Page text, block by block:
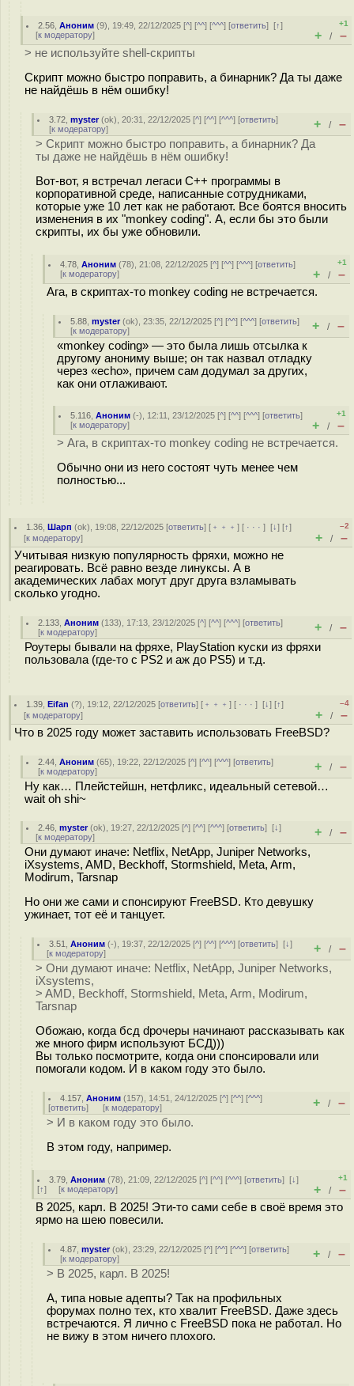
2.56 ,Аноним (9), 19:49, 22/12/2025 [^] [^^] [^^^] [ответить][↑]
[к модератору]
+1
+ / –
> не используйте shell-скрипты
Скрипт можно быстро поправить, а бинарник? Да ты даже
не найдёшь в нём ошибку!
3.72 ,myster(ok), 20:31, 22/12/2025 [^] [^^] [^^^] [ответить]
[к модератору] + / –
> Скрипт можно быстро поправить, а бинарник? Да
ты даже не найдёшь в нём ошибку!
Вот-вот, я встречал легаси C++ программы в
корпоративной среде, написанные сотрудниками,
которые уже 10 лет как не работают. Все боятся вносить
изменения в их "monkey coding". А, если бы это были
скрипты, их бы уже обновили.
4.78 ,Аноним (78), 21:08, 22/12/2025 [^] [^^] [^^^] [ответить]
[к модератору]
+1
+ / –
Ага, в скриптах-то monkey coding не встречается.
5.88 ,myster(ok), 23:35, 22/12/2025 [^] [^^] [^^^] [ответить]
[к модератору] + / –
«monkey coding» — это была лишь отсылка к
другому анониму выше; он так назвал отладку
через «echo», причем сам додумал за других,
как они отлаживают.
5.116 ,Аноним (-), 12:11, 23/12/2025 [^] [^^] [^^^] [ответить]
[к модератору]
+1
+ / –
> Ага, в скриптах-то monkey coding не встречается.
Обычно они из него состоят чуть менее чем
полностью...
1.36 ,Шарп (ok), 19:08, 22/12/2025 [ответить] [ ﹢﹢﹢] [ · · ·][↓] [↑]
[к модератору]
–2
+ / –
Учитывая низкую популярность фряхи, можно не
реагировать. Всё равно везде линуксы. А в
академических лабах могут друг друга взламывать
сколько угодно.
2.133 ,Аноним (133), 17:13, 23/12/2025 [^] [^^] [^^^] [ответить]
[к модератору] + / –
Роутеры бывали на фряхе, PlayStation куски из фряхи
пользовала (где-то с PS2 и аж до PS5) и т.д.
1.39 ,Eifan (?), 19:12, 22/12/2025 [ответить] [ ﹢﹢﹢] [ · · ·][↓] [↑]
[к модератору]
–4
+ / –
Что в 2025 году может заставить использовать FreeBSD?
2.44 ,Аноним (65), 19:22, 22/12/2025 [^] [^^] [^^^] [ответить]
[к модератору] + / –
Ну как… Плейстейшн, нетфликс, идеальный сетевой…
wait oh shi~
2.46 ,myster(ok), 19:27, 22/12/2025 [^] [^^] [^^^] [ответить][↓]
[к модератору] + / –
Они думают иначе: Netflix, NetApp, Juniper Networks,
iXsystems, AMD, Beckhoff, Stormshield, Meta, Arm,
Modirum, Tarsnap
Но они же сами и спонсируют FreeBSD. Кто девушку
ужинает, тот её и танцует.
3.51 ,Аноним (-), 19:37, 22/12/2025 [^] [^^] [^^^] [ответить][↓]
[к модератору] + / –
> Они думают иначе: Netflix, NetApp, Juniper Networks,
iXsystems,
> AMD, Beckhoff, Stormshield, Meta, Arm, Modirum,
Tarsnap
Обожаю, когда бсд dpoчеры начинают рассказывать как
же много фирм используют БСД)))
Вы только посмотрите, когда они спонсировали или
помогали кодом. И в каком году это было.
4.157 ,Аноним (157), 14:51, 24/12/2025 [^] [^^] [^^^]
[ответить] [к модератору] + / –
> И в каком году это было.
В этом году, например.
3.79 ,Аноним (78), 21:09, 22/12/2025 [^] [^^] [^^^] [ответить][↓]
[↑] [к модератору]
+1
+ / –
В 2025, карл. В 2025! Эти-то сами себе в своё время это
ярмо на шею повесили.
4.87 ,myster(ok), 23:29, 22/12/2025 [^] [^^] [^^^] [ответить]
[к модератору] + / –
> В 2025, карл. В 2025!
А, типа новые адепты? Так на профильных
форумах полно тех, кто хвалит FreeBSD. Даже здесь
встречаются. Я лично с FreeBSD пока не работал. Но
не вижу в этом ничего плохого.